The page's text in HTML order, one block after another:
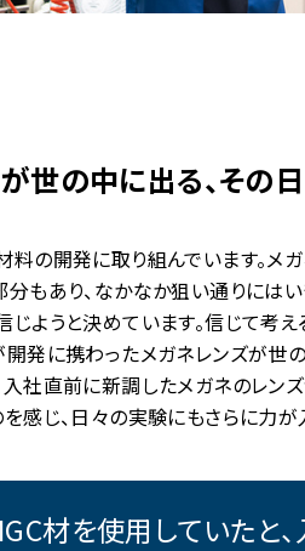
世の中に出る、その
の開発に取り組んでいます。メ
もあり、なかなか狙い通りにはい
ようと決めています。信じて考え
発に携わったメガネレンズが世
社直前に新調したメガネのレン
感じ、日々の実験にもさらに力が
材を使用していたと